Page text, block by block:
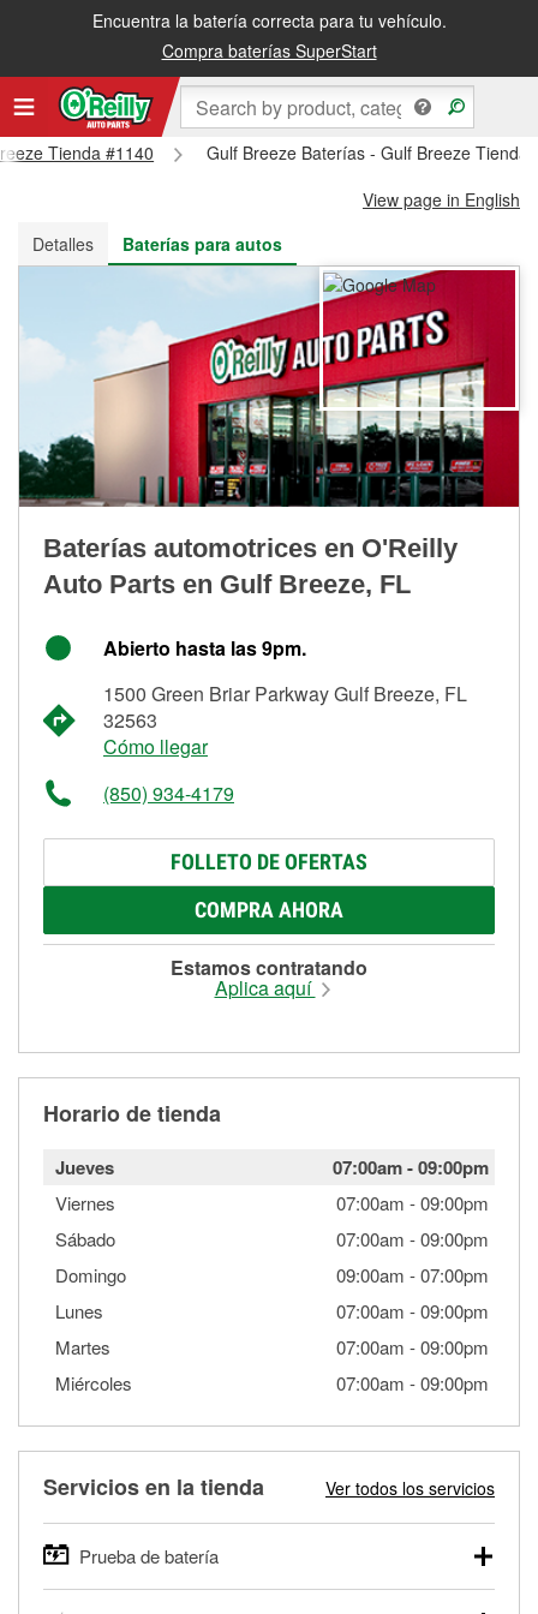
Encuentra la batería correcta para tu vehículo.
Compra baterías SuperStart
Recibe tu orden gratis al día siguiente o recógela en la tienda
Tienda #1140
Gulf Breeze Baterías - Gulf Breeze Tienda
View page in English
Detalles
Baterías para autos
Baterías automotrices en O'Reilly
Auto Parts en Gulf Breeze, FL
Abierto hasta las 9pm.
1500 Green Briar Parkway Gulf Breeze, FL
32563
Cómo llegar
(850) 934-4179
FOLLETO DE OFERTAS
COMPRA AHORA
Estamos contratando
Aplica aquí
Horario de tienda
Jueves 07:00am-09:00pm
Viernes 07:00am -09:00pm
Sábado
07:00am -09:00pm
Domingo
09:00am -07:00pm
Lunes
07:00am -09:00pm
Martes
07:00am -09:00pm
Miércoles
07:00am -09:00pm
Servicios en la tienda Ver todos los servicios
Prueba de batería